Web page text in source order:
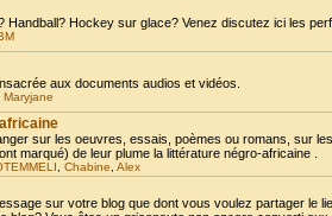
Handball? Hockey sur glace? Venez discutez ici les
aux documents audios et vidéos.
Maryjane
sur les oeuvres, essais, poèmes ou romans, sur
marqué) de leur plume la littérature négro-africaine .
Chabine Alex
sur votre blog que dont vous voulez partager le